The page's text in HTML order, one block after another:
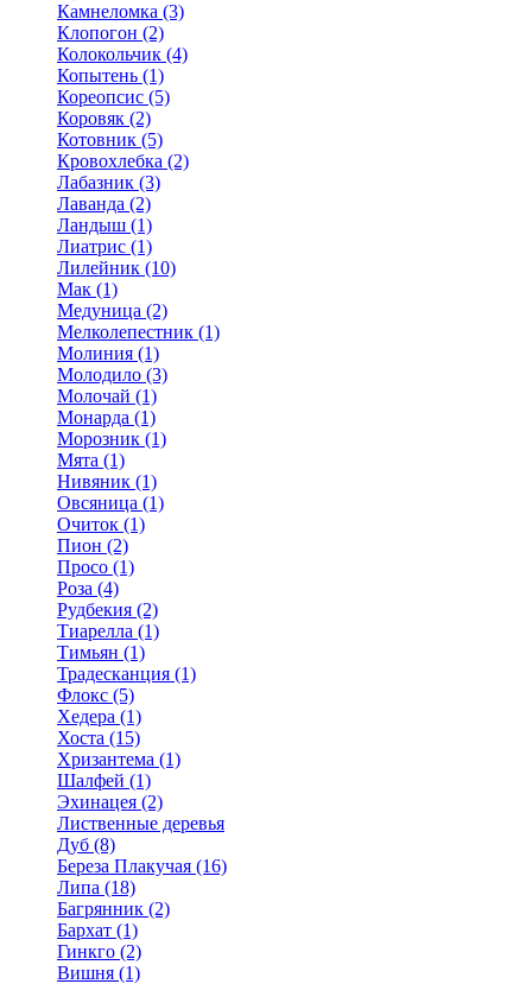
Камнеломка (3)
Клопогон (2)
Колокольчик (4)
Копытень (1)
Кореопсис (5)
Коровяк (2)
Котовник (5)
Кровохлебка (2)
Лабазник (3)
Лаванда (2)
Ландыш (1)
Лиатрис (1)
Лилейник (10)
Мак (1)
Медуница (2)
Мелколепестник (1)
Молиния (1)
Молодило (3)
Молочай (1)
Монарда (1)
Морозник (1)
Мята (1)
Нивяник (1)
Овсяница (1)
Очиток (1)
Пион (2)
Просо (1)
Роза (4)
Рудбекия (2)
Тиарелла (1)
Тимьян (1)
Традесканция (1)
Флокс (5)
Хедера (1)
Хоста (15)
Хризантема (1)
Шалфей (1)
Эхинацея (2)
Лиственные деревья
Дуб (8)
Береза Плакучая (16)
Липа (18)
Багрянник (2)
Бархат (1)
Гинкго (2)
Вишня (1)